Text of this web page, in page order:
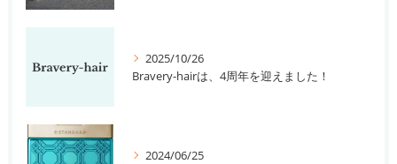
2025/10/26
Bravery-hairは、4周年を迎えました！
2024/06/25